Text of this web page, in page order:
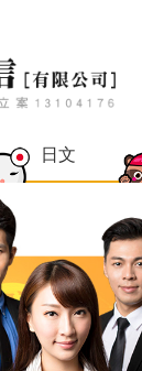
日文